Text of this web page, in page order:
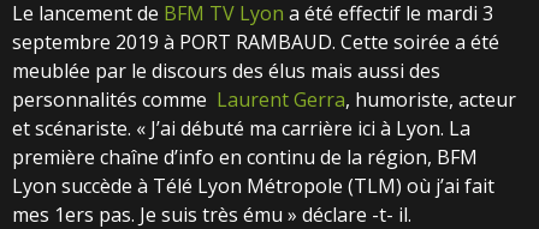
Le lancement de BFM TV Lyon a été effectif le mardi 3
septembre 2019 à PORT RAMBAUD. Cette soirée a été
meublée par le discours des élus mais aussi des
personnalités comme Laurent Gerra, humoriste, acteur
et scénariste. « J’ai débuté ma carrière ici à Lyon. La
première chaîne d’info en continu de la région, BFM
Lyon succède à Télé Lyon Métropole (TLM) où j’ai fait
mes 1ers pas. Je suis très ému » déclare -t- il.